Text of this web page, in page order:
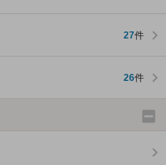
27件
26件